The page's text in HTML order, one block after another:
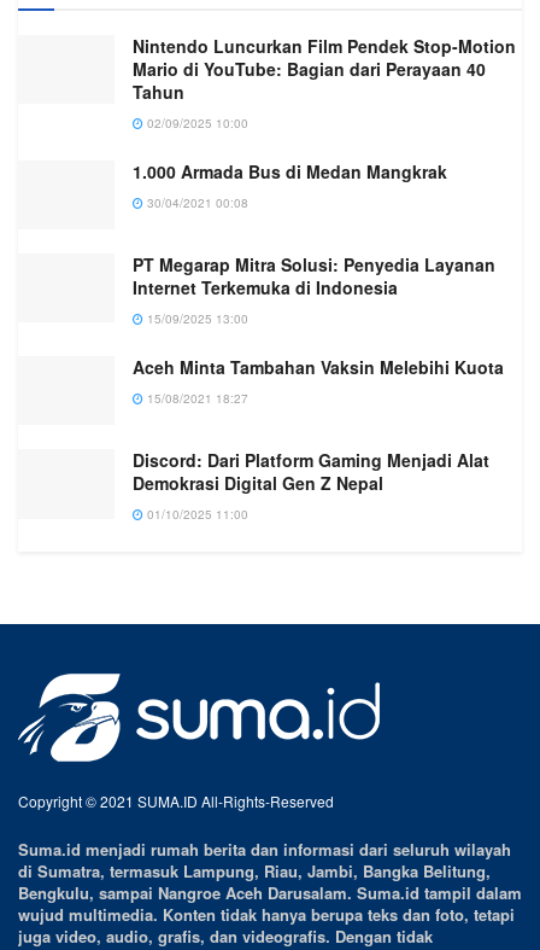
Nintendo Luncurkan Film Pendek Stop-Motion
Mario di YouTube: Bagian dari Perayaan 40
Tahun
02/09/2025 10:00
1.000 Armada Bus di Medan Mangkrak
30/04/2021 00:08
PT Megarap Mitra Solusi: Penyedia Layanan
Internet Terkemuka di Indonesia
15/09/2025 13:00
Aceh Minta Tambahan Vaksin Melebihi Kuota
15/08/2021 18:27
Discord: Dari Platform Gaming Menjadi Alat
Demokrasi Digital Gen Z Nepal
01/10/2025 11:00
Copyright © 2021 SUMA.ID All-Rights-Reserved
Suma.id menjadi rumah berita dan informasi dari seluruh wilayah
di Sumatra, termasuk Lampung, Riau, Jambi, Bangka Belitung,
Bengkulu, sampai Nangroe Aceh Darusalam. Suma.id tampil dalam
wujud multimedia. Konten tidak hanya berupa teks dan foto, tetapi
juga video, audio, grafis, dan videografis. Dengan tidak